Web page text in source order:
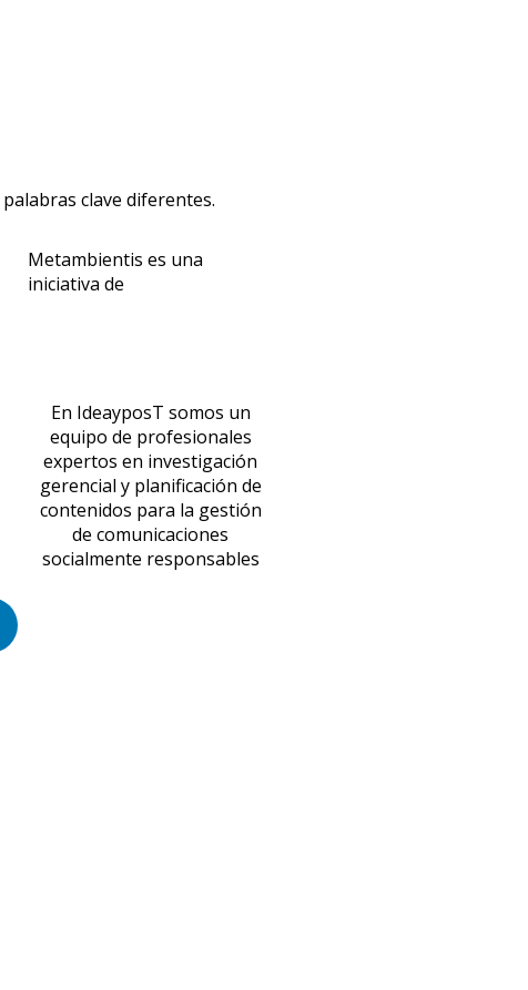
clave diferentes.
Metambientis es una
iniciativa de
En IdeayposT somos un
equipo de profesionales
expertos en investigación
gerencial y planificación de
contenidos para la gestión
de comunicaciones
socialmente responsables